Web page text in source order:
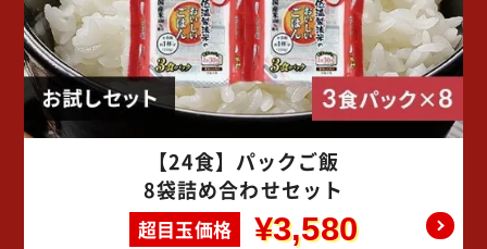
【24食】パックご飯
8袋詰め合わせセット
超目玉価格 ¥3,580